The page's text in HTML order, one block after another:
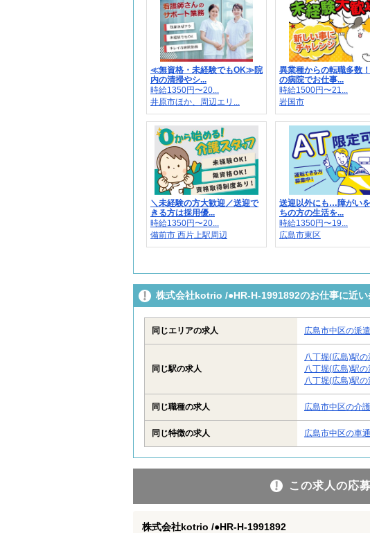
≪無資格・未経験でもOK≫院
内の清掃やシ...
時給1350円〜20...
井原市ほか、周辺エリ...
異業種からの転職多数
の病院でお仕事...
時給1500円〜21...
岩国市
＼未経験の方大歓迎／送迎で
きる方は採用優...
時給1350円〜20...
備前市 西片上駅周辺
送迎以外にも…障がい
ちの方の生活を...
時給1350円〜19...
広島市東区
株式会社kotrio /●HR-H-1991892のお仕事に近い
同じエリアの求人 広島市中区の派
同じ駅の求人
八丁堀(広島)駅の
八丁堀(広島)駅の
八丁堀(広島)駅の
同じ職種の求人 広島市中区の介
同じ特徴の求人 広島市中区の車
この求人の応
株式会社kotrio /●HR-H-1991892